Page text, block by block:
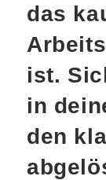
das
ist.
in
den